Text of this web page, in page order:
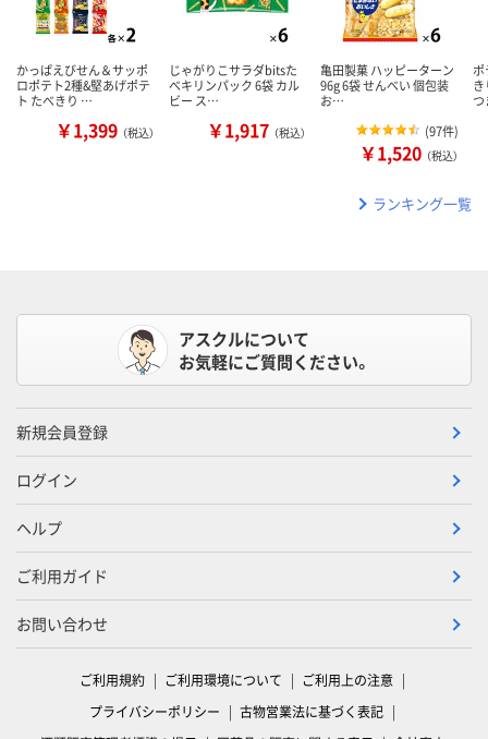
かっぱえびせん＆サッポ
ロポテト2種&堅あげポテ
ト たべきり …
￥1,399 （税込）
じゃがりこサラダbitsた
べキリンパック 6袋 カル
ビー ス…
￥1,917 （税込）
亀田製菓 ハッピーターン
96g 6袋 せんべい 個包装
お…
(97件)
￥1,520 （税込）
ポ
ランキング一覧
アスクルについて
お気軽にご質問ください。
新規会員登録
ログイン
ヘルプ
ご利用ガイド
お問い合わせ
ご利用規約 ご利用環境について
ご利用上の注意
プライバシーポリシー
古物営業法に基づく表記